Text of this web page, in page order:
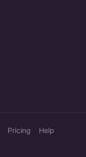
Pricing Help